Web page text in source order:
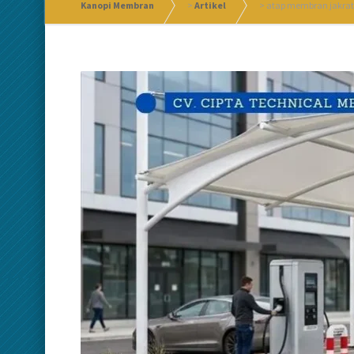
Kanopi Membran > Artikel > atap membran